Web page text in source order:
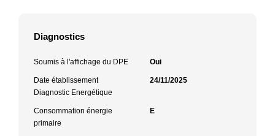
Diagnostics
Soumis à l'affichage du DPE Oui
Date établissement
Diagnostic Energétique
24/11/2025
Consommation énergie
primaire
E